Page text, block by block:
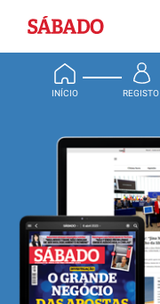
Sábado
INÍCIO REGISTO